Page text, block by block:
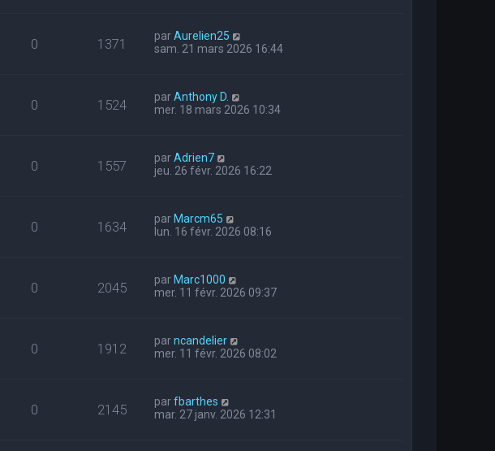
0 1371 parAurelien25
sam. 21 mars 2026 16:44
0 1524 parAnthony D.
mer. 18 mars 2026 10:34
0 1557 parAdrien7
jeu. 26 févr. 2026 16:22
0 1634 par Marcm65
lun. 16 févr. 2026 08:16
0 2045 par Marc1000
mer. 11 févr. 2026 09:37
0 1912 parncandelier
mer. 11 févr. 2026 08:02
0 2145 parfbarthes
mar. 27 janv. 2026 12:31